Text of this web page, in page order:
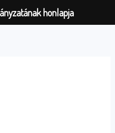
honlapja